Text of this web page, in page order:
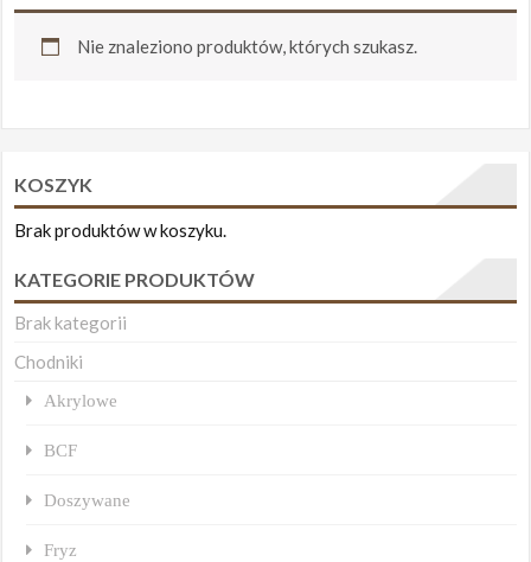
Nie znaleziono produktów, których szukasz.
KOSZYK
Brak produktów w koszyku.
KATEGORIE PRODUKTÓW
Brak kategorii
Chodniki
Akrylowe
BCF
Doszywane
Fryz